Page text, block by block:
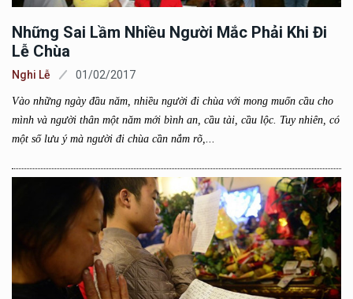
Những Sai Lầm Nhiều Người Mắc Phải Khi Đi
Lễ Chùa
Nghi Lễ 01/02/2017
Vào những ngày đầu năm, nhiều người đi chùa với mong muốn cầu cho
mình và người thân một năm mới bình an, cầu tài, cầu lộc. Tuy nhiên, có
một số lưu ý mà người đi chùa cần nắm rõ,...